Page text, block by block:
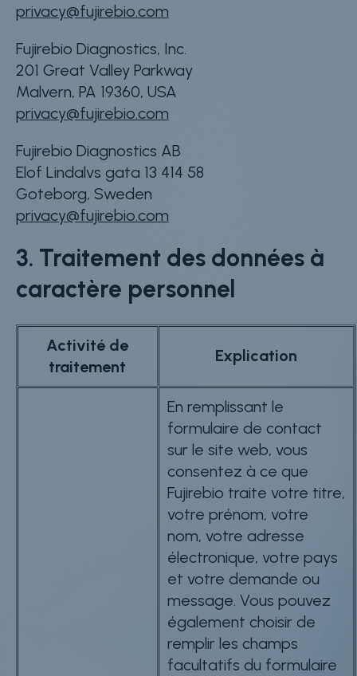
privacy@fujirebio.com
Fujirebio Diagnostics, Inc.
201 Great Valley Parkway
Malvern, PA 19360, USA
privacy@fujirebio.com
Fujirebio Diagnostics AB
Elof Lindalvs gata 13 414 58
Goteborg, Sweden
privacy@fujirebio.com
3. Traitement des données à
caractère personnel
Activité de
traitement
Explication
En remplissant le
formulaire de contact
sur le site web, vous
consentez à ce que
Fujirebio traite votre titre,
votre prénom, votre
nom, votre adresse
électronique, votre pays
et votre demande ou
message. Vous pouvez
également choisir de
remplir les champs
facultatifs du formulaire